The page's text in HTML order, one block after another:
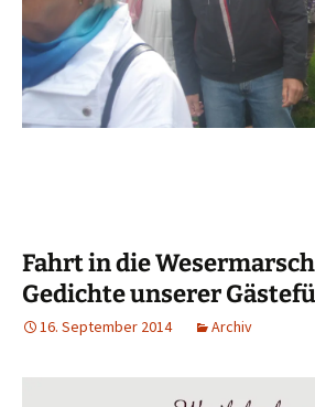
Fahrt in die
Gedichte unserer
16. September 2014 Archiv